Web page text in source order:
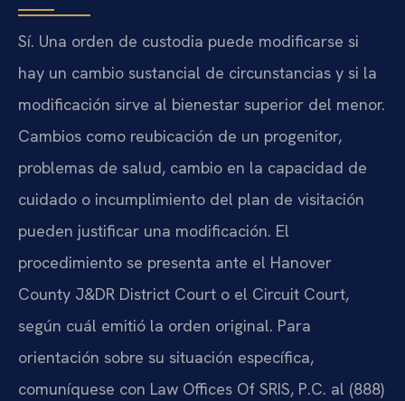
Sí. Una orden de custodia puede modificarse si
hay un cambio sustancial de circunstancias y si la
modificación sirve al bienestar superior del menor.
Cambios como reubicación de un progenitor,
problemas de salud, cambio en la capacidad de
cuidado o incumplimiento del plan de visitación
pueden justificar una modificación. El
procedimiento se presenta ante el Hanover
County J&DR District Court o el Circuit Court,
según cuál emitió la orden original. Para
orientación sobre su situación específica,
comuníquese con Law Offices Of SRIS, P.C. al (888)